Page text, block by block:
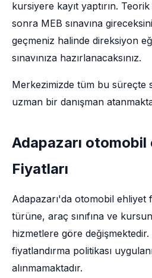
kursiyere kayıt yaptırın.
sonra MEB sınavına
geçmeniz halinde direksiyon
sınavınıza hazırlanacaksınız.
Merkezimizde tüm bu süreçte
uzman bir danışman
Adapazarı
Fiyatları
Adapazarı'da otomobil ehliyet
türüne, araç sınıfına ve
hizmetlere göre
fiyatlandırma politikası
alınmamaktadır.